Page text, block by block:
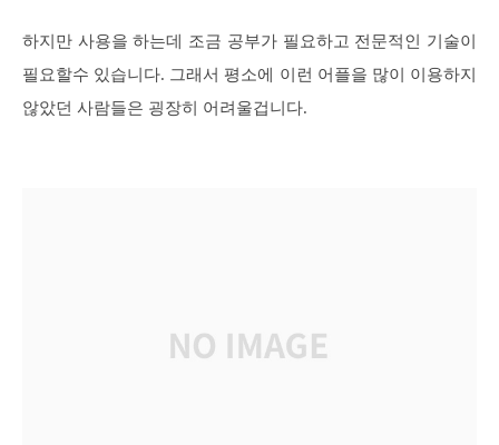
하지만 사용을 하는데 조금 공부가 필요하고 전문적인 기술이
필요할수 있습니다. 그래서 평소에 이런 어플을 많이 이용하지
않았던 사람들은 굉장히 어려울겁니다.